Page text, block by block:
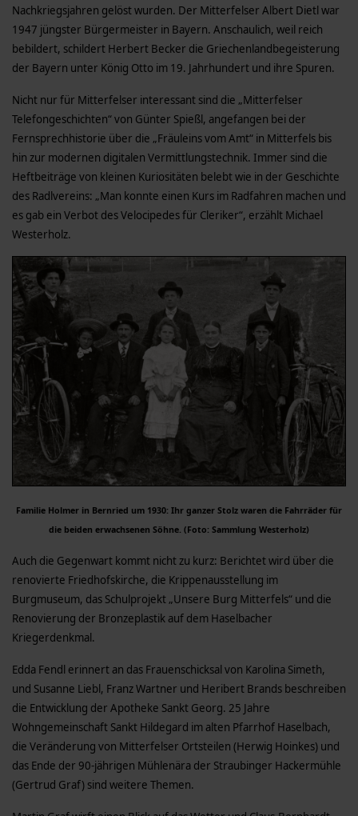
Nachkriegsjahren gelöst wurden. Der Mitterfelser Albert Dietl war
1947 jüngster Bürgermeister in Bayern. Anschaulich, weil reich
bebildert, schildert Herbert Becker die Griechenlandbegeisterung
der Bayern unter König Otto im 19. Jahrhundert und ihre Spuren.
Nicht nur für Mitterfelser interessant sind die „Mitterfelser
Telefongeschichten“ von Günter Spießl, angefangen bei der
Fernsprechhistorie über die „Fräuleins vom Amt“ in Mitterfels bis
hin zur modernen digitalen Vermittlungstechnik. Immer sind die
Heftbeiträge von kleinen Kuriositäten belebt wie in der Geschichte
des Radlvereins: „Man konnte einen Kurs im Radfahren machen und
es gab ein Verbot des Velocipedes für Cleriker“, erzählt Michael
Westerholz.
Familie Holmer in Bernried um 1930: Ihr ganzer Stolz waren die Fahrräder für
die beiden erwachsenen Söhne. (Foto: Sammlung Westerholz)
Auch die Gegenwart kommt nicht zu kurz: Berichtet wird über die
renovierte Friedhofskirche, die Krippenausstellung im
Burgmuseum, das Schulprojekt „Unsere Burg Mitterfels“ und die
Renovierung der Bronzeplastik auf dem Haselbacher
Kriegerdenkmal.
Edda Fendl erinnert an das Frauenschicksal von Karolina Simeth,
und Susanne Liebl, Franz Wartner und Heribert Brands beschreiben
die Entwicklung der Apotheke Sankt Georg. 25 Jahre
Wohngemeinschaft Sankt Hildegard im alten Pfarrhof Haselbach,
die Veränderung von Mitterfelser Ortsteilen (Herwig Hoinkes) und
das Ende der 90-jährigen Mühlenära der Straubinger Hackermühle
(Gertrud Graf) sind weitere Themen.